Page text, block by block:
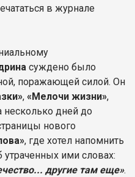
в журнале
суждено было
поражающей силой. Он
, «Мелочи жизни»,
несколько дней до
нового
, где хотел напомнить
ими словах:
другие там еще».